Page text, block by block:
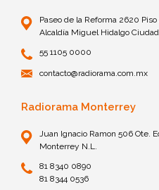
Paseo de la Reforma 2620 Piso
Alcaldía Miguel Hidalgo
55 1105 0000
contacto@radiorama.com.mx
Radiorama Monterrey
Juan Ignacio Ramon 506 Ote.
Monterrey N.L.
81 8340 0890
81 8344 0536